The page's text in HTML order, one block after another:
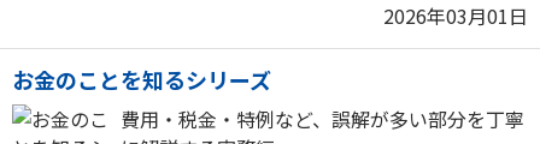
2026年03月01日
お金のことを知るシリーズ
費用・税金・特例など、誤解が多い部分を丁寧